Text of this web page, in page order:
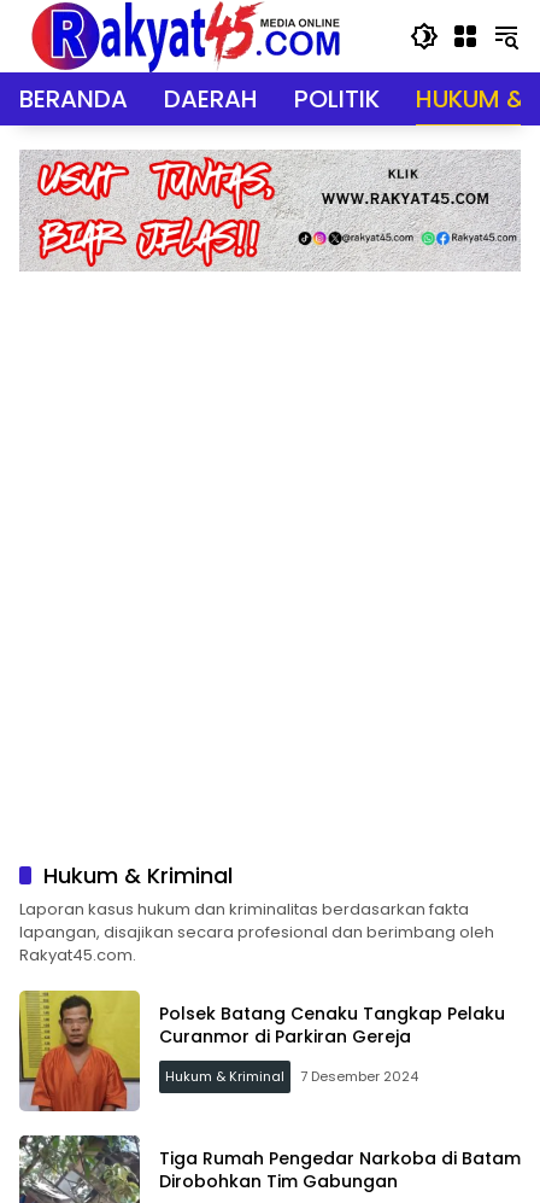
Langsung
konten
BERANDA DAERAH POLITIK HUKUM &
Hukum & Kriminal
Laporan kasus hukum dan kriminalitas berdasarkan fakta
lapangan, disajikan secara profesional dan berimbang oleh
Rakyat45.com.
Polsek Batang Cenaku Tangkap Pelaku
Curanmor di Parkiran Gereja
Hukum & Kriminal 7 Desember 2024
Tiga Rumah Pengedar Narkoba di Batam
Dirobohkan Tim Gabungan